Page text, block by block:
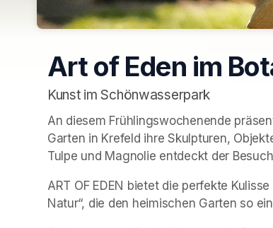
Art of Eden im
Kunst im Schönwasserpark
An diesem Frühlingswochenende
Garten in Krefeld ihre Skulpturen,
Tulpe und Magnolie entdeckt der
ART OF EDEN bietet die perfekte
Natur“, die den heimischen Garten so